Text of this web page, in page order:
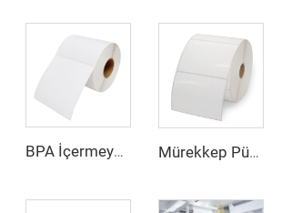
BPA İçermeyen 100 X 150 mm Etiket 6x4 Termal Rulo Etiket Adres 4x6 Doğrudan Termal Kargo Etiketi Termal Doğrudan Çıkartmalar Mürekkep Püskürtmeli Baskı BOPP Film Beyaz BOPP Etiketler PP Sticker Sentetik Kağıt Dondurucu Etiket Sticker